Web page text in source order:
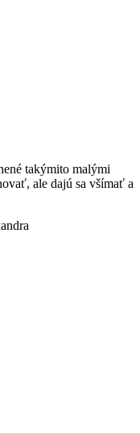
takýmito malými
ale dajú sa všímať a